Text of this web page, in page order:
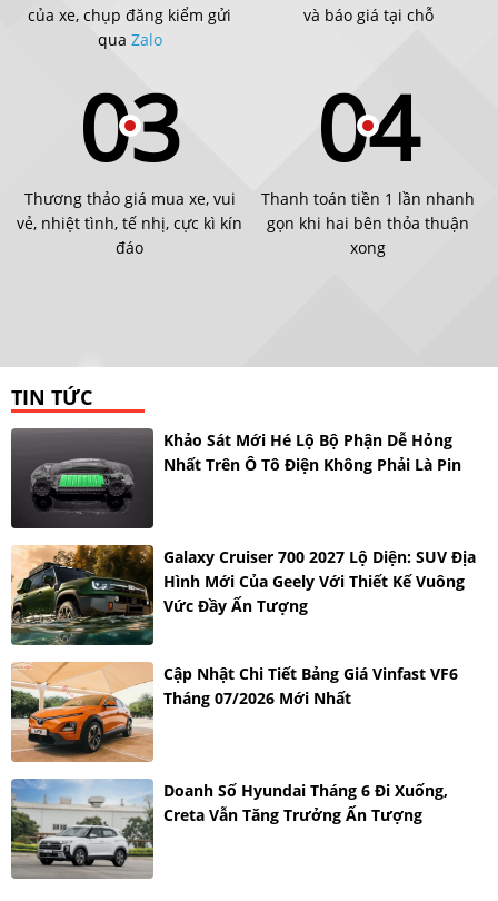
của xe, chụp đăng kiểm gửi
qua Zalo
và báo giá tại chỗ
Thương thảo giá mua xe, vui
vẻ, nhiệt tình, tế nhị, cực kì kín
đáo
Thanh toán tiền 1 lần nhanh
gọn khi hai bên thỏa thuận
xong
TIN TỨC
Khảo Sát Mới Hé Lộ Bộ Phận Dễ Hỏng
Nhất Trên Ô Tô Điện Không Phải Là Pin
Galaxy Cruiser 700 2027 Lộ Diện: SUV Địa
Hình Mới Của Geely Với Thiết Kế Vuông
Vức Đầy Ấn Tượng
Cập Nhật Chi Tiết Bảng Giá Vinfast VF6
Tháng 07/2026 Mới Nhất
Doanh Số Hyundai Tháng 6 Đi Xuống,
Creta Vẫn Tăng Trưởng Ấn Tượng